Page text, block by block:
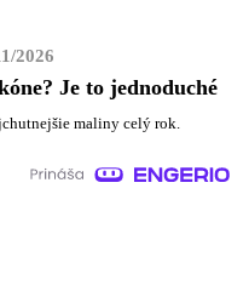
2026
Je to jednoduché
maliny celý rok.